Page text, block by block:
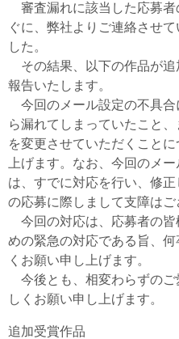
審査漏れに該当した応募者
ぐに、弊社よりご連絡させ
した。
その結果、以下の作品が追
報告いたします。
今回のメール設定の不具合
ら漏れてしまっていたこと
を変更させていただくこと
上げます。なお、今回のメ
は、すでに対応を行い、修
の応募に際しまして支障はご
今回の対応は、応募者の皆
めの緊急の対応である旨、
くお願い申し上げます。
今後とも、相変わらずのご
しくお願い申し上げます。
追加受賞作品